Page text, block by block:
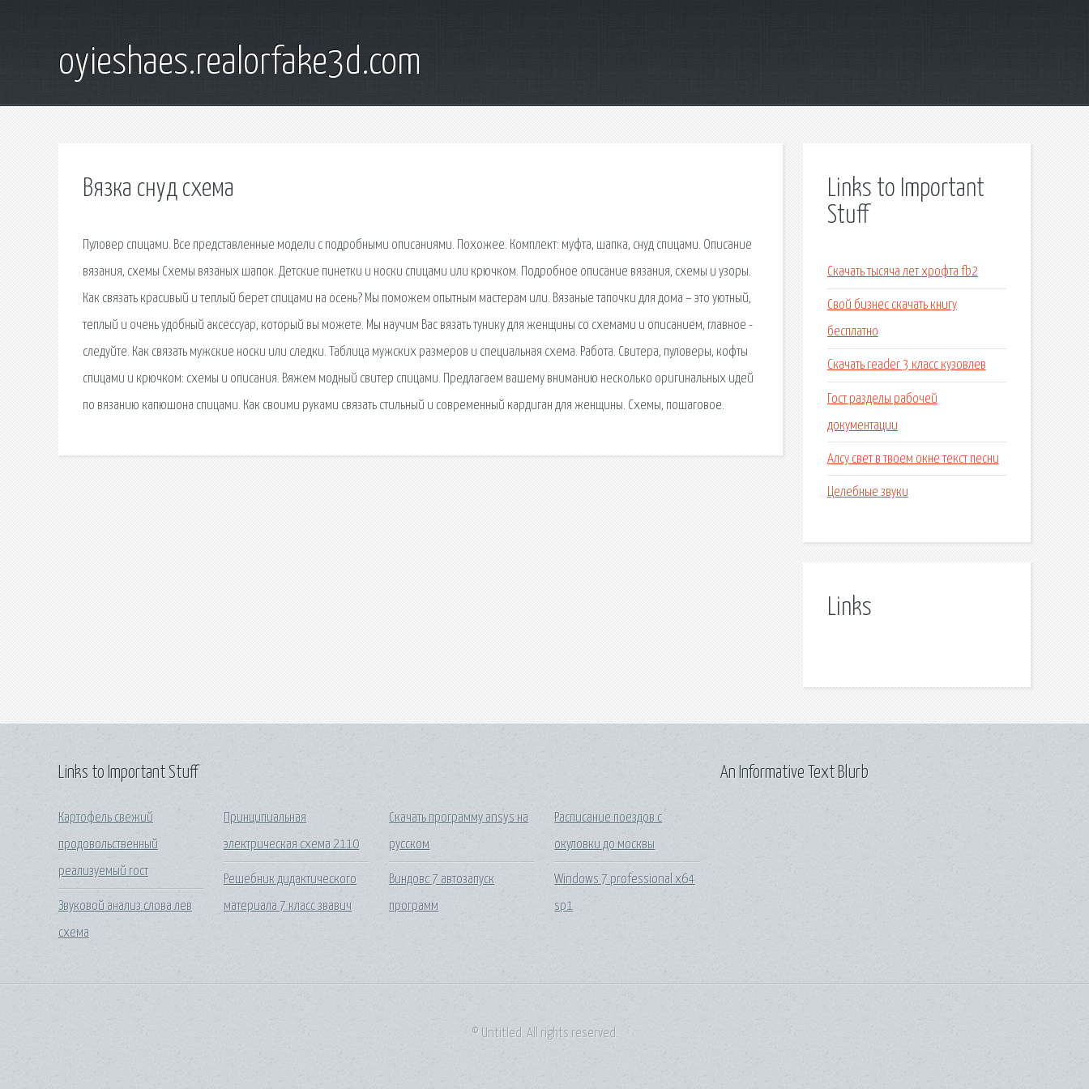
oyieshaes.realorfake3d.com
Вязка снуд схема
Пуловер спицами. Все представленные модели с подробными описаниями. Похожее. Комплект: муфта, шапка, снуд спицами. Описание
вязания, схемы Схемы вязаных шапок. Детские пинетки и носки спицами или крючком. Подробное описание вязания, схемы и узоры.
Как связать красивый и теплый берет спицами на осень? Мы поможем опытным мастерам или. Вязаные тапочки для дома – это уютный,
теплый и очень удобный аксессуар, который вы можете. Мы научим Вас вязать тунику для женщины со схемами и описанием, главное -
следуйте. Как связать мужские носки или следки. Таблица мужских размеров и специальная схема. Работа. Свитера, пуловеры, кофты
спицами и крючком: схемы и описания. Вяжем модный свитер спицами. Предлагаем вашему вниманию несколько оригинальных идей
по вязанию капюшона спицами. Как своими руками связать стильный и современный кардиган для женщины. Схемы, пошаговое.
Links to Important
Stuff
Скачать тысяча лет хрофта fb2
Свой бизнес скачать книгу
бесплатно
Скачать reader 3 класс кузовлев
Гост разделы рабочей
документации
Алсу свет в твоем окне текст песни
Целебные звуки
Links
Links to Important Stuff
Картофель свежий
продовольственный
реализуемый гост
Звуковой анализ слова лев
схема
Принципиальная
электрическая схема 2110
Решебник дидактического
материала 7 класс звавич
Скачать программу ansys на
русском
Виндовс 7 автозапуск
программ
Расписание поездов с
окуловки до москвы
Windows 7 professional x64
sp1
An Informative Text Blurb
© Untitled. All rights reserved.